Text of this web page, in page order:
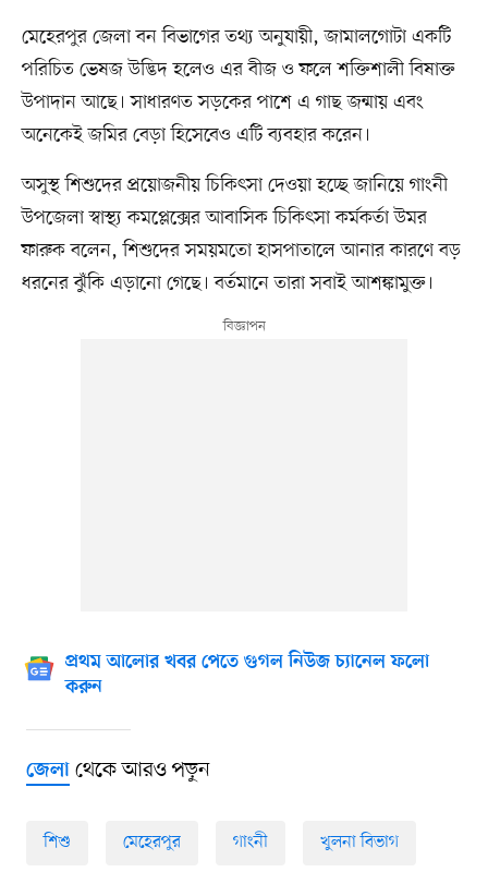
মেহেরপুর জেলা বন বিভাগের তথ্য অনুযায়ী, জামালগোটা একটি
পরিচিত ভেষজ উদ্ভিদ হলেও এর বীজ ও ফলে শক্তিশালী বিষাক্ত
উপাদান আছে। সাধারণত সড়কের পাশে এ গাছ জন্মায় এবং
অনেকেই জমির বেড়া হিসেবেও এটি ব্যবহার করেন।
অসুস্থ শিশুদের প্রয়োজনীয় চিকিৎসা দেওয়া হচ্ছে জানিয়ে গাংনী
উপজেলা স্বাস্থ্য কমপ্লেক্সের আবাসিক চিকিৎসা কর্মকর্তা উমর
ফারুক বলেন, শিশুদের সময়মতো হাসপাতালে আনার কারণে বড়
ধরনের ঝুঁকি এড়ানো গেছে। বর্তমানে তারা সবাই আশঙ্কামুক্ত।
প্রথম আলোর খবর পেতে গুগল নিউজ চ্যানেল ফলো
করুন
জেলাথেকে আরও পড়ুন
শিশু মেহেরপুর গাংনী খুলনা বিভাগ